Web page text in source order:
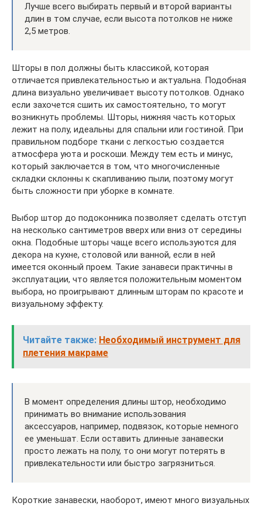
Лучше всего выбирать первый и второй варианты
длин в том случае, если высота потолков не ниже
2,5 метров.
Шторы в пол должны быть классикой, которая
отличается привлекательностью и актуальна. Подобная
длина визуально увеличивает высоту потолков. Однако
если захочется сшить их самостоятельно, то могут
возникнуть проблемы. Шторы, нижняя часть которых
лежит на полу, идеальны для спальни или гостиной. При
правильном подборе ткани с легкостью создается
атмосфера уюта и роскоши. Между тем есть и минус,
который заключается в том, что многочисленные
складки склонны к скапливанию пыли, поэтому могут
быть сложности при уборке в комнате.
Выбор штор до подоконника позволяет сделать отступ
на несколько сантиметров вверх или вниз от середины
окна. Подобные шторы чаще всего используются для
декора на кухне, столовой или ванной, если в ней
имеется оконный проем. Такие занавеси практичны в
эксплуатации, что является положительным моментом
выбора, но проигрывают длинным шторам по красоте и
визуальному эффекту.
Читайте также: Необходимый инструмент для
плетения макраме
В момент определения длины штор, необходимо
принимать во внимание использования
аксессуаров, например, подвязок, которые немного
ее уменьшат. Если оставить длинные занавески
просто лежать на полу, то они могут потерять в
привлекательности или быстро загрязниться.
Короткие занавески, наоборот, имеют много визуальных